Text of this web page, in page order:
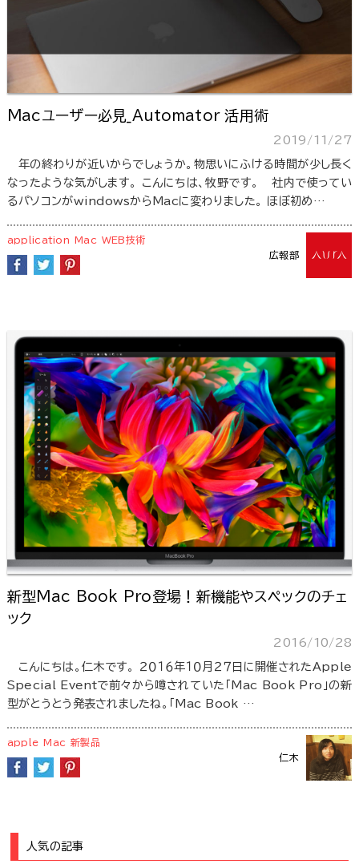
Macユーザー必見_Automator 活用術
2019/11/27
年の終わりが近いからでしょうか。物思いにふける時間が少し長く
なったような気がします。 こんにちは、牧野です。 社内で使ってい
るパソコンがwindowsからMacに変わりました。 ほぼ初め…
広報部
application Mac WEB技術
新型Mac Book Pro登場！新機能やスペックのチェ
ック
2016/10/28
こんにちは。仁木です。 ２０１６年１０月２７日に開催されたApple
Special Eventで前々から噂されていた「Mac Book Pro」の新
型がとうとう発表されましたね。「Mac Book …
仁木
apple Mac 新製品
人気の記事